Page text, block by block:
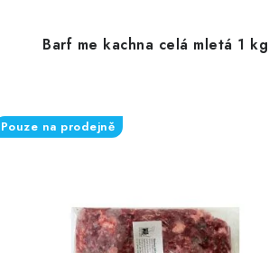
Barf me kachna celá mletá 1 kg
Pouze na prodejně